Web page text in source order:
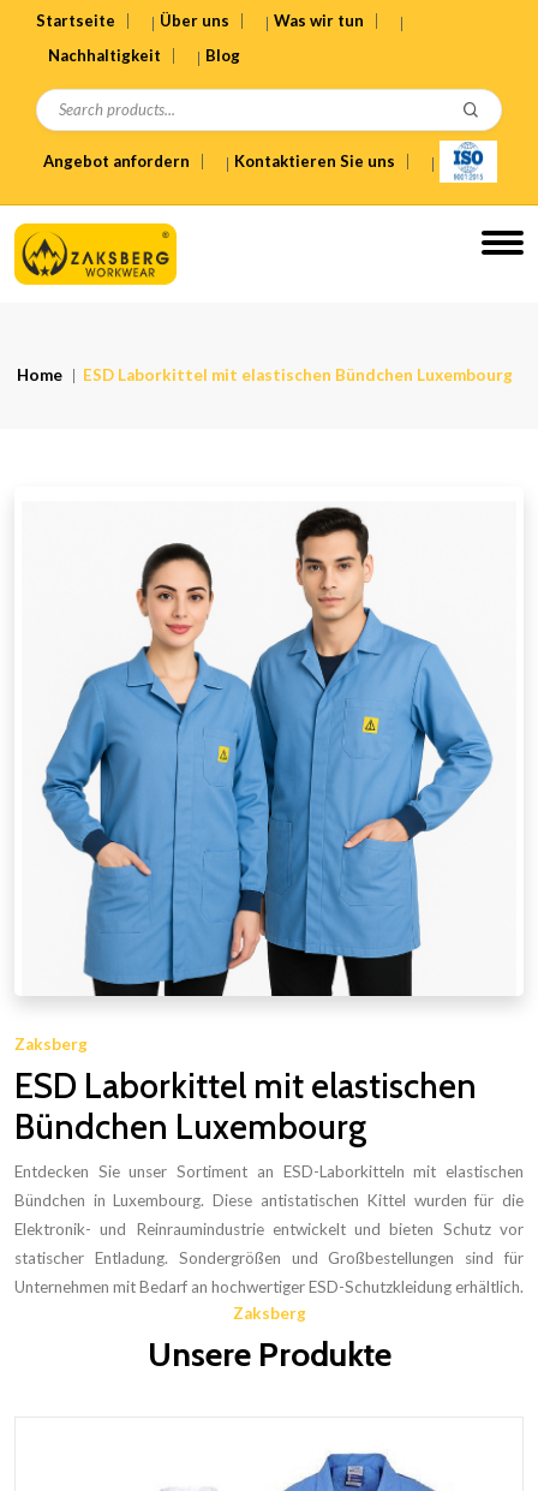
Startseite Über uns
Was wir tun
Nachhaltigkeit
Blog
Angebot anfordern Kontaktieren Sie uns
Home ESD Laborkittel mit elastischen Bündchen Luxembourg
Zaksberg
ESD Laborkittel mit elastischen
Bündchen Luxembourg
Entdecken Sie unser Sortiment an ESD-Laborkitteln mit elastischen
Bündchen in Luxembourg. Diese antistatischen Kittel wurden für die
Elektronik- und Reinraumindustrie entwickelt und bieten Schutz vor
statischer Entladung. Sondergrößen und Großbestellungen sind für
Unternehmen mit Bedarf an hochwertiger ESD-Schutzkleidung erhältlich.
Zaksberg
Unsere Produkte